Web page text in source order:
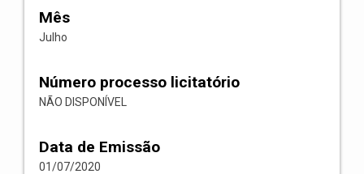
Mês
Julho
Número processo licitatório
NÃO DISPONÍVEL
Data de Emissão
01/07/2020